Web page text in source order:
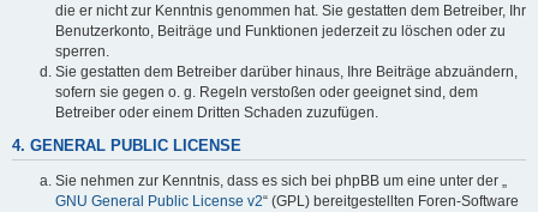
die er nicht zur Kenntnis genommen hat. Sie gestatten dem Betreiber, Ihr
Benutzerkonto, Beiträge und Funktionen jederzeit zu löschen oder zu
sperren.
Sie gestatten dem Betreiber darüber hinaus, Ihre Beiträge abzuändern,
sofern sie gegen o. g. Regeln verstoßen oder geeignet sind, dem
Betreiber oder einem Dritten Schaden zuzufügen.
4. GENERAL PUBLIC LICENSE
Sie nehmen zur Kenntnis, dass es sich bei phpBB um eine unter der „
GNU General Public License v2“ (GPL) bereitgestellten Foren-Software